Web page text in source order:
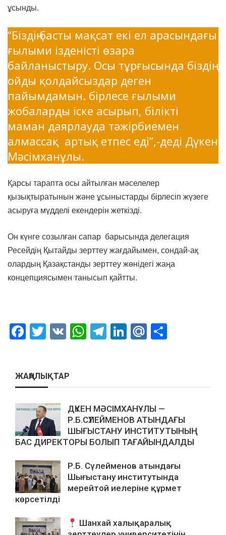
ұсынды.
“Біздің басты мақсат екі ел арасындағы
ғылыми ізденісті өзара
байланыстыру. Осы тұрғысында біздің
ойды қолдайсыздар деген
пайымдамын. бірлесе ғылыми
жобаларды іске асырып, білікті
маман даярлауда тәжірбиемен
алмассақ артық етпес еді”,-деді Дүкен
Мәсімханұлы.
Қарсы тарапта осы айтылған мәселелер
қызықтыратынын және ұсыныстарды бірлесіп жүзеге
асыруға мүдделі екендерін жеткізді.
Он күнге созылған сапар барысында делегация
Ресейдің Қытайды зерттеу жағдайымен, сондай-ақ
олардың Қазақстанды зерттеу жөнідегі жаңа
концепциясымен танысып қайтты.
Facebook
Twitter
VK WhatsApp
Telegram
LinkedIn
Mail.Ru
ЖАҢАЛЫҚТАР
ДҮКЕН МӘСІМХАНҰЛЫ —
Р.Б.СҮЛЕЙМЕНОВ АТЫНДАҒЫ
ШЫҒЫСТАНУ ИНСТИТУТЫНЫҢ
БАС ДИРЕКТОРЫ БОЛЫП ТАҒАЙЫНДАЛДЫ
Р.Б. Сүлейменов атындағы
Шығыстану институтында
мерейтой иелеріне құрмет
көрсетілді
Шанхай халықаралық